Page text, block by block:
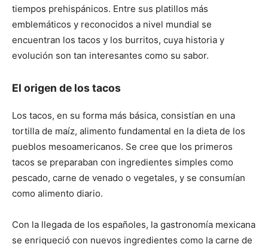
tiempos prehispánicos. Entre sus platillos más
emblemáticos y reconocidos a nivel mundial se
encuentran los tacos y los burritos, cuya historia y
evolución son tan interesantes como su sabor.
El origen de los tacos
Los tacos, en su forma más básica, consistían en una
tortilla de maíz, alimento fundamental en la dieta de los
pueblos mesoamericanos. Se cree que los primeros
tacos se preparaban con ingredientes simples como
pescado, carne de venado o vegetales, y se consumían
como alimento diario.
Con la llegada de los españoles, la gastronomía mexicana
se enriqueció con nuevos ingredientes como la carne de